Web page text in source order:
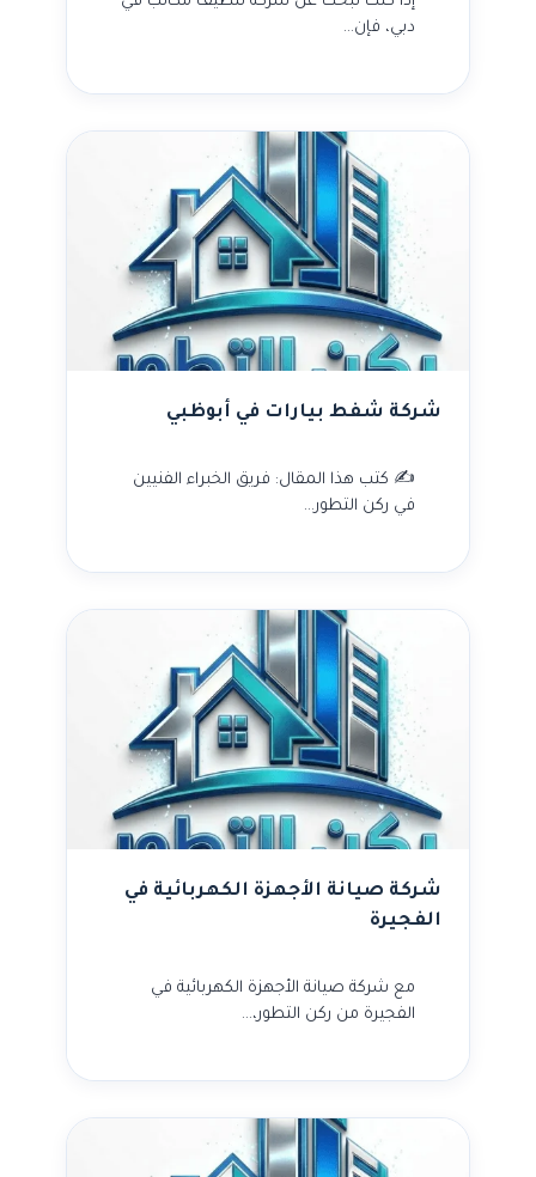
دبي، فإن…
شركة شفط بيارات في أبوظبي
✍️ كتب هذا المقال: فريق الخبراء الفنيين
في ركن التطور…
شركة صيانة الأجهزة الكهربائية في
الفجيرة
مع شركة صيانة الأجهزة الكهربائية في
الفجيرة من ركن التطور،…